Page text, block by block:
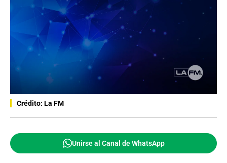
Crédito: La FM
Unirse al Canal de WhatsApp